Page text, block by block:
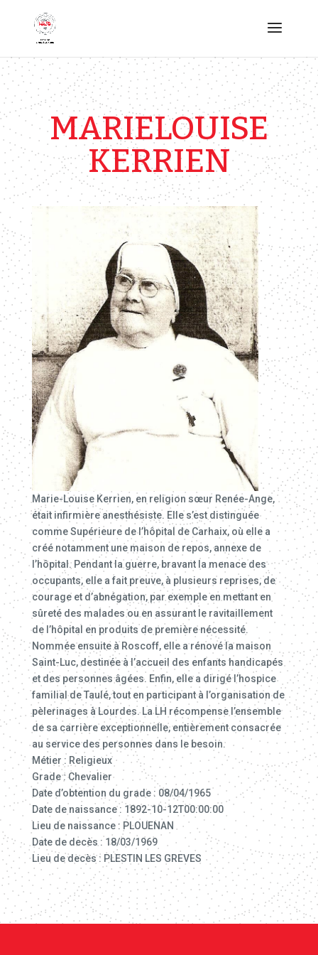
MARIELOUISE
KERRIEN
Marie-Louise Kerrien, en religion sœur Renée-Ange,
était infirmière anesthésiste. Elle s’est distinguée
comme Supérieure de l’hôpital de Carhaix, où elle a
créé notamment une maison de repos, annexe de
l’hôpital. Pendant la guerre, bravant la menace des
occupants, elle a fait preuve, à plusieurs reprises, de
courage et d’abnégation, par exemple en mettant en
sûreté des malades ou en assurant le ravitaillement
de l’hôpital en produits de première nécessité.
Nommée ensuite à Roscoff, elle a rénové la maison
Saint-Luc, destinée à l’accueil des enfants handicapés
et des personnes âgées. Enfin, elle a dirigé l’hospice
familial de Taulé, tout en participant à l’organisation de
pèlerinages à Lourdes. La LH récompense l’ensemble
de sa carrière exceptionnelle, entièrement consacrée
au service des personnes dans le besoin.
Métier : Religieux
Grade : Chevalier
Date d’obtention du grade : 08/04/1965
Date de naissance : 1892-10-12T00:00:00
Lieu de naissance : PLOUENAN
Date de decès : 18/03/1969
Lieu de decès : PLESTIN LES GREVES